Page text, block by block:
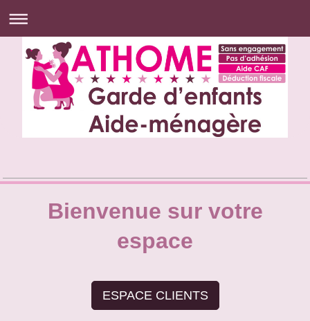
Bienvenue sur votre
espace
ESPACE CLIENTS